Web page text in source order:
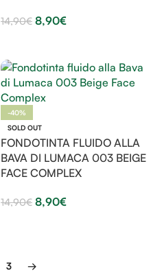
14,90€ 8,90€
-40%
SOLD OUT
FONDOTINTA FLUIDO ALLA
BAVA DI LUMACA 003 BEIGE
FACE COMPLEX
14,90€ 8,90€
3 →